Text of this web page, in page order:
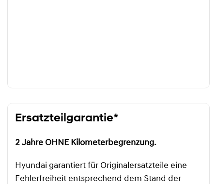
Ersatzteilgarantie*
2 Jahre OHNE Kilometerbegrenzung.
Hyundai garantiert für Originalersatzteile eine
Fehlerfreiheit entsprechend dem Stand der